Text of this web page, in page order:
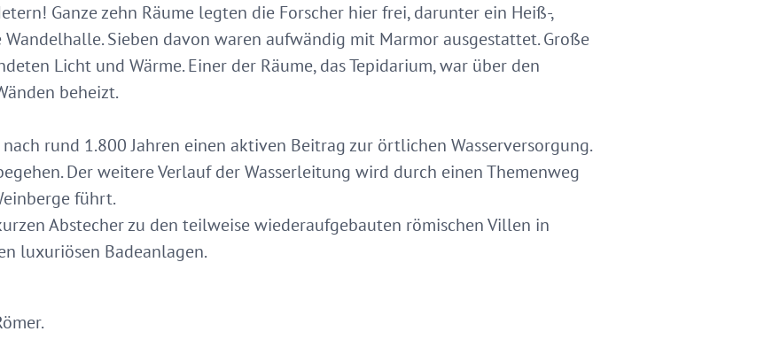
Ganze zehn Räume legten die Forscher hier frei, darunter ein Heiß-,
Sieben davon waren aufwändig mit Marmor ausgestattet. Große
Licht und Wärme. Einer der Räume, das Tepidarium, war über den
beheizt.
rund 1.800 Jahren einen aktiven Beitrag zur örtlichen Wasserversorgung.
Der weitere Verlauf der Wasserleitung wird durch einen Themenweg
führt.
Abstecher zu den teilweise wiederaufgebauten römischen Villen in
luxuriösen Badeanlagen.